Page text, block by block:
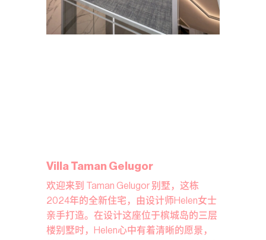
Villa Taman Gelugor
欢迎来到 Taman Gelugor 别墅，这栋
2024年的全新住宅，由设计师Helen女士
亲手打造。在设计这座位于槟城岛的三层
楼别墅时，Helen心中有着清晰的愿景，